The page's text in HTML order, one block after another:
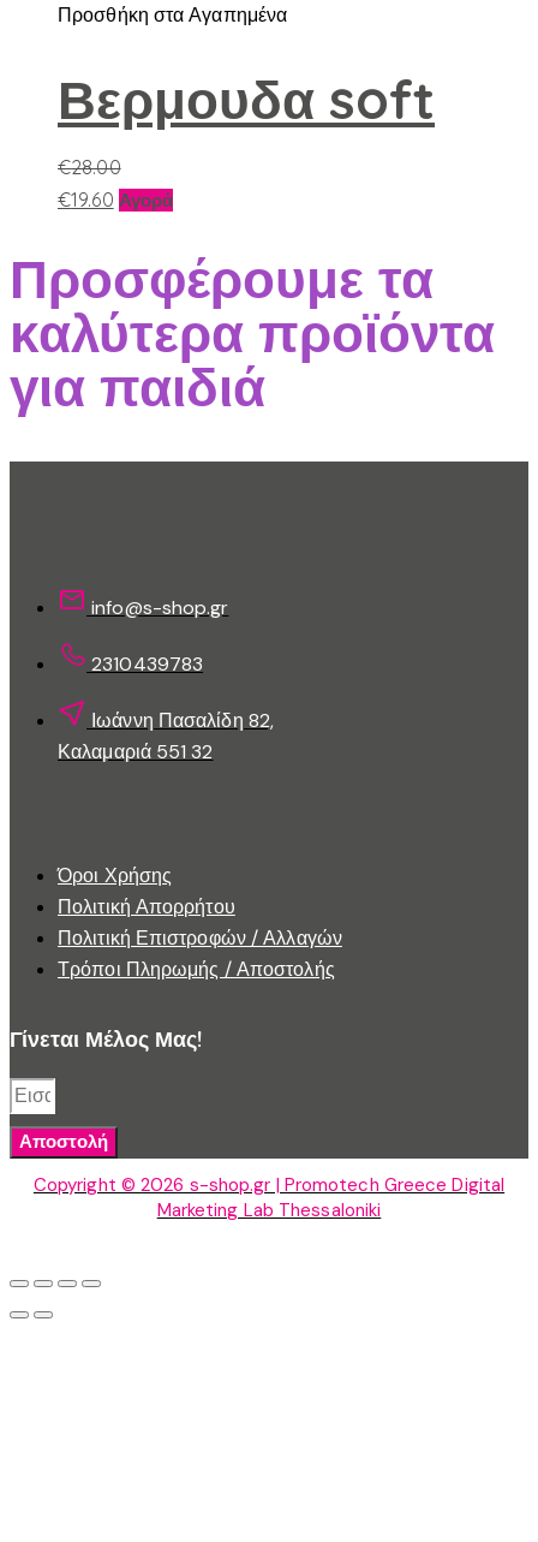
πολλαπλές
επιλογές
επιλεγούν
σελίδα
του
προϊόντος
Προσθήκη στα Αγαπημένα
Βερμουδα soft
€28.00
€19.60 ΑγοράΑυτό
προϊόν
έχει
πολλαπλές
παραλλαγές.
Οι
του
Προσφέρουμε τα
καλύτερα προϊόντα
για παιδιά
info@s-shop.gr
2310439783
Ιωάννη Πασαλίδη 82,
Καλαμαριά 551 32
Όροι Χρήσης
Πολιτική Απορρήτου
Πολιτική Επιστροφών / Αλλαγών
Τρόποι Πληρωμής / Αποστολής
Γίνεται Μέλος Μας!
Αποστολή
Copyright © 2026 s-shop.gr | Promotech Greece Digital
Marketing Lab Thessaloniki